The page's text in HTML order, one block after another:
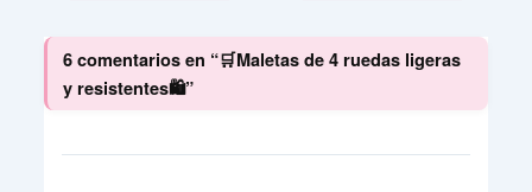
6 comentarios en “🛒Maletas de 4 ruedas ligeras
y resistentes🛍️”